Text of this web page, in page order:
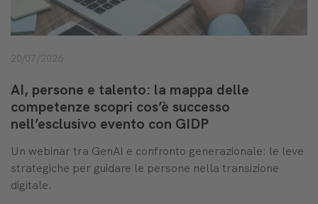
20/07/2026
AI, persone e talento: la mappa delle
competenze scopri cos’è successo
nell’esclusivo evento con GIDP
Un webinar tra GenAI e confronto generazionale: le leve
strategiche per guidare le persone nella transizione
digitale.